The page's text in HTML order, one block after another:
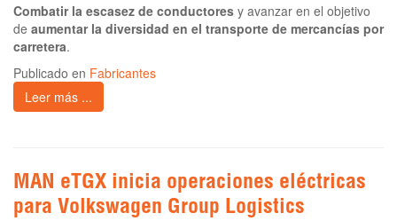
Combatir la escasez de conductores y avanzar en el objetivo
de aumentar la diversidad en el transporte de mercancías por
carretera.
Publicado en Fabricantes
Leer más ...
MAN eTGX inicia operaciones eléctricas
para Volkswagen Group Logistics